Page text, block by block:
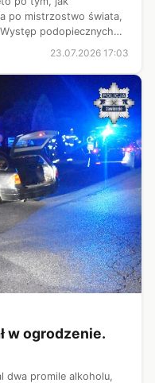
po mistrzostwo świata,
podopiecznych
wpływ na cały
23.07.2026 17:03
w ogrodzenie.
dwa promile alkoholu,